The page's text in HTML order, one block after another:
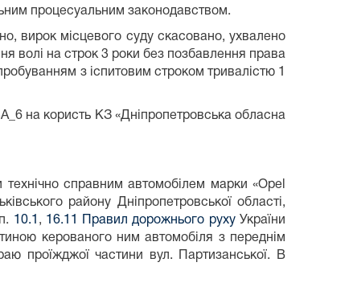
процесуальним законодавством.
вирок місцевого суду скасовано, ухвалено
волі на строк 3 роки без позбавлення права
з іспитовим строком тривалістю 1
на користь КЗ «Дніпропетровська обласна
справним автомобілем марки «Opel
району Дніпропетровської області,
10.1 , 16.11 Правил дорожнього рухуУкраїни
керованого ним автомобіля з переднім
проїжджої частини вул. Партизанської. В